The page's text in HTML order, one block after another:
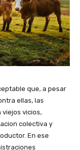
que, a pesar
ellas, las
vicios,
colectiva y
En ese